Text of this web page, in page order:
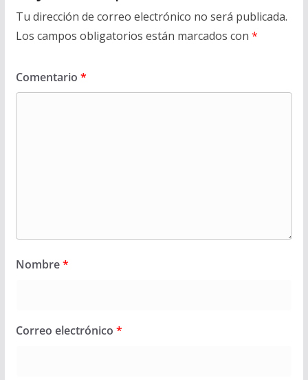
Tu dirección de correo electrónico no será publicada.
Los campos obligatorios están marcados con *
Comentario *
Nombre*
Correo electrónico *